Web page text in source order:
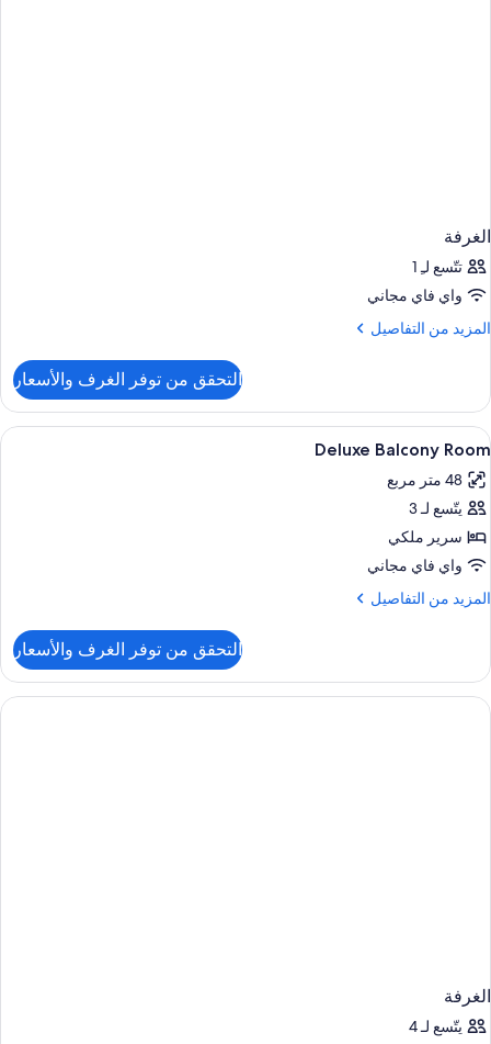
الغرفة
تتّسع لـِ 1
واي فاي مجاني
المزيد من التفاصيل
المزيد
الغرفة
التحقق من توفر الغرف والأسعار
استعراض
جميع
صور
Deluxe
Balcony
Room
ملاءات من القطن المصري وأغطية فراش
2
Deluxe Balcony Room
48 متر مربع
يتّسع لـ 3
سرير ملكي
واي فاي مجاني
المزيد من التفاصيل
المزيد
Deluxe
Balcony
Room
التحقق من توفر الغرف والأسعار
الغرفة
يتّسع لـ 4